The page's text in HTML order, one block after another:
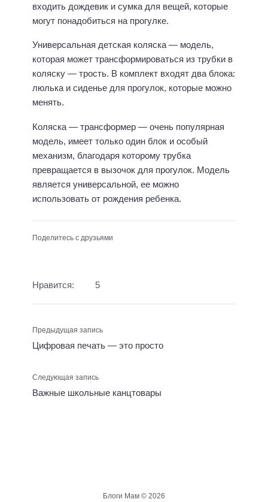
входить дождевик и сумка для вещей, которые
могут понадобиться на прогулке.
Универсальная детская коляска — модель,
которая может трансформироваться из трубки в
коляску — трость. В комплект входят два блока:
люлька и сиденье для прогулок, которые можно
менять.
Коляска — трансформер — очень популярная
модель, имеет только один блок и особый
механизм, благодаря которому трубка
превращается в вызочок для прогулок. Модель
является универсальной, ее можно
использовать от рождения ребенка.
Поделитесь с друзьями
Нравится: 5
Предыдущая запись
Цифровая печать — это просто
Следующая запись
Важные школьные канцтовары
Блоги Мам © 2026